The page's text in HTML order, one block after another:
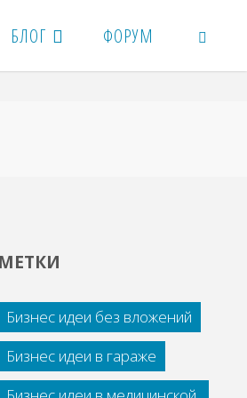
БЛОГ ФОРУМ
МЕТКИ
Бизнес идеи без вложений
Бизнес идеи в гараже